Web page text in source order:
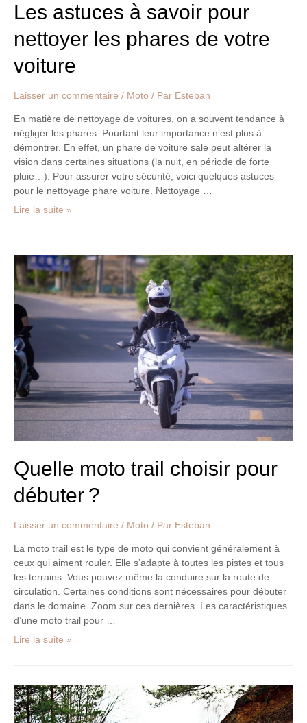
Les astuces à savoir pour
nettoyer les phares de votre
voiture
Laisser un commentaire / Moto / Par Esteban
En matière de nettoyage de voitures, on a souvent tendance à
négliger les phares. Pourtant leur importance n’est plus à
démontrer. En effet, un phare de voiture sale peut altérer la
vision dans certaines situations (la nuit, en période de forte
pluie…). Pour assurer votre sécurité, voici quelques astuces
pour le nettoyage phare voiture. Nettoyage …
Lire la suite »
Quelle moto trail choisir pour
débuter ?
Laisser un commentaire / Moto / Par Esteban
La moto trail est le type de moto qui convient généralement à
ceux qui aiment rouler. Elle s’adapte à toutes les pistes et tous
les terrains. Vous pouvez même la conduire sur la route de
circulation. Certaines conditions sont nécessaires pour débuter
dans le domaine. Zoom sur ces dernières. Les caractéristiques
d’une moto trail pour …
Quelle
moto
trail
choisir
pour
débuter ?
Lire la suite »
Où
rouler
avec